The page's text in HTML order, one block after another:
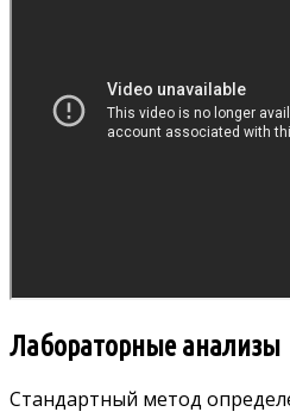
Лабораторные анализы
Стандартный метод